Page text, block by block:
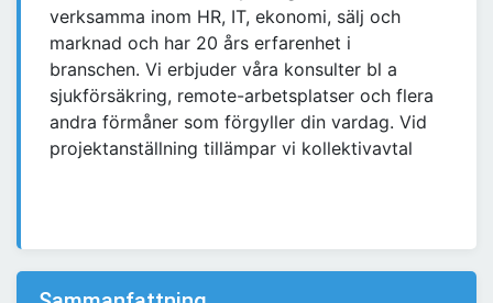
verksamma inom HR, IT, ekonomi, sälj och
marknad och har 20 års erfarenhet i
branschen. Vi erbjuder våra konsulter bl a
sjukförsäkring, remote-arbetsplatser och flera
andra förmåner som förgyller din vardag. Vid
projektanställning tillämpar vi kollektivavtal